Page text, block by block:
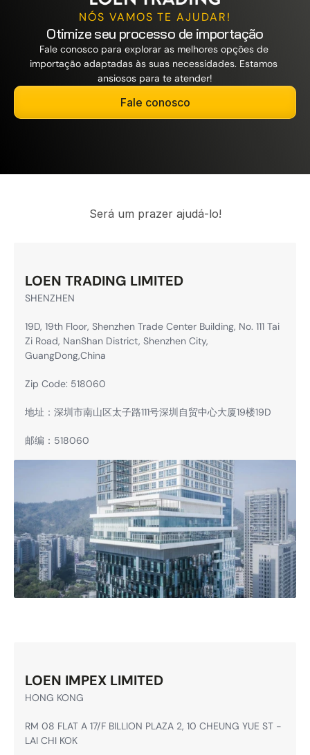
NÓS VAMOS TE AJUDAR!
Otimize seu processo de importação
Fale conosco para explorar as melhores opções de
importação adaptadas às suas necessidades. Estamos
ansiosos para te atender!
Fale conosco
Será um prazer ajudá-lo!
LOEN TRADING LIMITED
SHENZHEN
19D, 19th Floor, Shenzhen Trade Center Building, No. 111 Tai
Zi Road, NanShan District, Shenzhen City,
GuangDong,China
Zip Code: 518060
地址：深圳市南山区太子路111号深圳自贸中心大厦19楼19D
邮编：518060
E-mail: contato@loenimpex.com
LOEN IMPEX LIMITED
HONG KONG
RM 08 FLAT A 17/F BILLION PLAZA 2, 10 CHEUNG YUE ST -
LAI CHI KOK